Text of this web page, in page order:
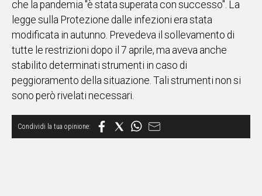
EVENTI
STORIE
VIDEO
UNISCITI
che la pandemia "è stata superata con successo". La
legge sulla Protezione dalle infezioni era stata
modificata in autunno. Prevedeva il sollevamento di
tutte le restrizioni dopo il 7 aprile, ma aveva anche
stabilito determinati strumenti in caso di
peggioramento della situazione. Tali strumenti non si
sono però rivelati necessari.